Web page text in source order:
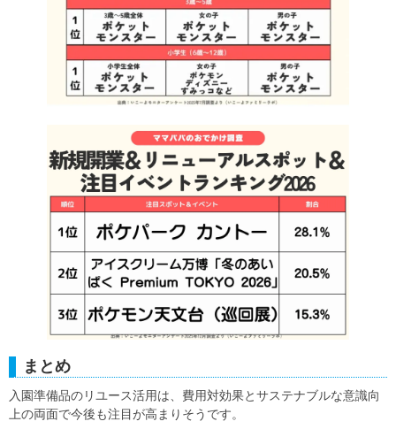
まとめ
入園準備品のリユース活用は、費用対効果とサステナブルな意識向
上の両面で今後も注目が高まりそうです。